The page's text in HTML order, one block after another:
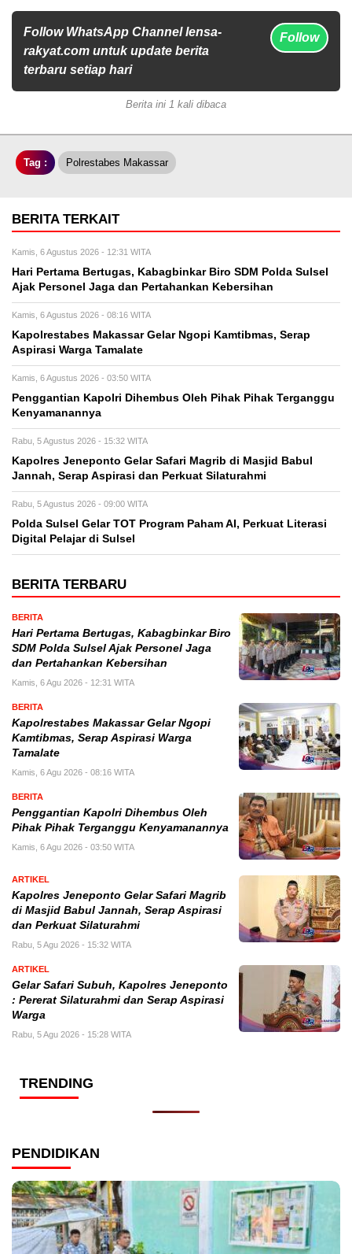
Follow WhatsApp Channel lensa-
rakyat.com untuk update berita
terbaru setiap hari
Follow
Berita ini 1 kali dibaca
Tag : Polrestabes Makassar
BERITA TERKAIT
Kamis, 6 Agustus 2026 - 12:31 WITA
Hari Pertama Bertugas, Kabagbinkar Biro SDM Polda Sulsel
Ajak Personel Jaga dan Pertahankan Kebersihan
Kamis, 6 Agustus 2026 - 08:16 WITA
Kapolrestabes Makassar Gelar Ngopi Kamtibmas, Serap
Aspirasi Warga Tamalate
Kamis, 6 Agustus 2026 - 03:50 WITA
Penggantian Kapolri Dihembus Oleh Pihak Pihak Terganggu
Kenyamanannya
Rabu, 5 Agustus 2026 - 15:32 WITA
Kapolres Jeneponto Gelar Safari Magrib di Masjid Babul
Jannah, Serap Aspirasi dan Perkuat Silaturahmi
Rabu, 5 Agustus 2026 - 09:00 WITA
Polda Sulsel Gelar TOT Program Paham AI, Perkuat Literasi
Digital Pelajar di Sulsel
BERITA TERBARU
BERITA
Hari Pertama Bertugas, Kabagbinkar Biro
SDM Polda Sulsel Ajak Personel Jaga
dan Pertahankan Kebersihan
Kamis, 6 Agu 2026 - 12:31 WITA
BERITA
Kapolrestabes Makassar Gelar Ngopi
Kamtibmas, Serap Aspirasi Warga
Tamalate
Kamis, 6 Agu 2026 - 08:16 WITA
BERITA
Penggantian Kapolri Dihembus Oleh
Pihak Pihak Terganggu Kenyamanannya
Kamis, 6 Agu 2026 - 03:50 WITA
ARTIKEL
Kapolres Jeneponto Gelar Safari Magrib
di Masjid Babul Jannah, Serap Aspirasi
dan Perkuat Silaturahmi
Rabu, 5 Agu 2026 - 15:32 WITA
ARTIKEL
Gelar Safari Subuh, Kapolres Jeneponto
: Pererat Silaturahmi dan Serap Aspirasi
Warga
Rabu, 5 Agu 2026 - 15:28 WITA
TRENDING
PENDIDIKAN